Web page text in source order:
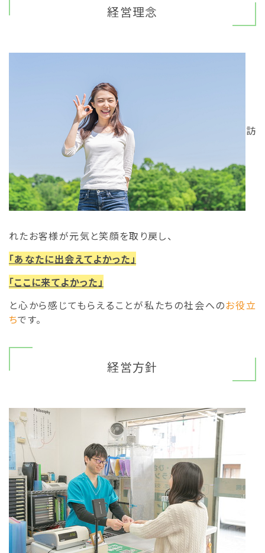
経営理念
訪
れたお客様が元気と笑顔を取り戻し、
「あなたに出会えてよかった」
「ここに来てよかった」
と心から感じてもらえることが私たちの社会へのお役立
ちです。
経営方針